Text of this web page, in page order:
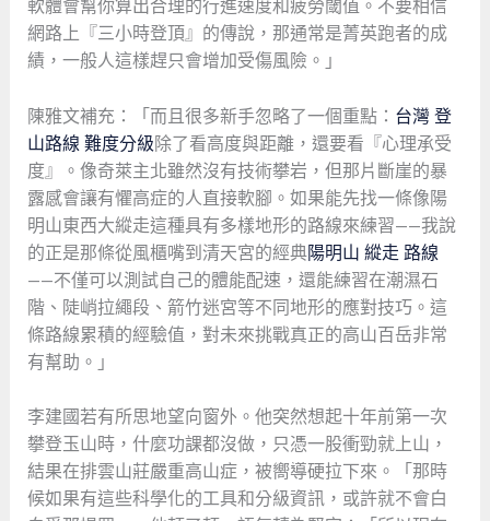
軟體會幫你算出合理的行進速度和疲勞閾值。不要相信
網路上『三小時登頂』的傳說，那通常是菁英跑者的成
績，一般人這樣趕只會增加受傷風險。」
陳雅文補充：「而且很多新手忽略了一個重點： 台灣 登
山路線 難度分級除了看高度與距離，還要看『心理承受
度』。像奇萊主北雖然沒有技術攀岩，但那片斷崖的暴
露感會讓有懼高症的人直接軟腳。如果能先找一條像陽
明山東西大縱走這種具有多樣地形的路線來練習——我說
的正是那條從風櫃嘴到清天宮的經典陽明山 縱走 路線
——不僅可以測試自己的體能配速，還能練習在潮濕石
階、陡峭拉繩段、箭竹迷宮等不同地形的應對技巧。這
條路線累積的經驗值，對未來挑戰真正的高山百岳非常
有幫助。」
李建國若有所思地望向窗外。他突然想起十年前第一次
攀登玉山時，什麼功課都沒做，只憑一股衝勁就上山，
結果在排雲山莊嚴重高山症，被嚮導硬拉下來。「那時
候如果有這些科學化的工具和分級資訊，或許就不會白